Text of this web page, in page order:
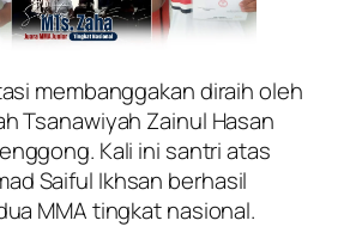
membanggakan diraih oleh
Tsanawiyah Zainul Hasan
Kali ini santri atas
Saiful Ikhsan berhasil
MMA tingkat nasional.